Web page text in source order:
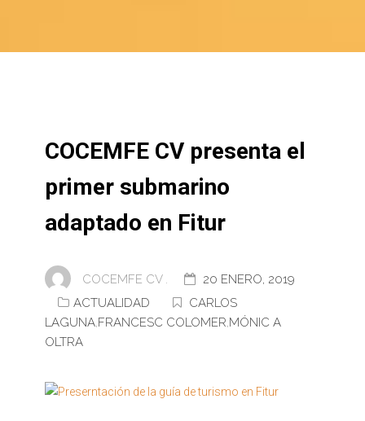
COCEMFE CV presenta el
primer submarino
adaptado en Fitur
COCEMFE CV .
20 ENERO, 2019
ACTUALIDAD
CARLOS
LAGUNA,FRANCESC COLOMER,MÓNIC A
OLTRA